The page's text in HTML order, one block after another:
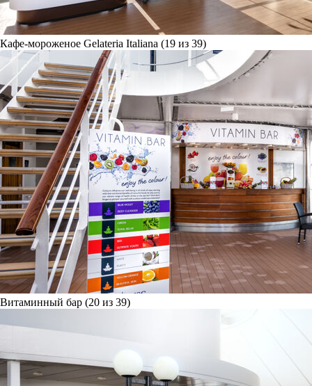
Кафе-мороженое Gelateria Italiana (19 из 39)
Витаминный бар (20 из 39)